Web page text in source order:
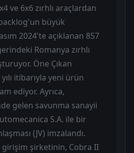
ve 6x6 zırhlı araçlardan
büyük
2024'te açıklanan 857
Romanya zırhlı
Öne Çıkan
itibarıyla yeni ürün
ediyor. Ayrıca,
gelen savunma sanayii
S.A. ile bir
(JV) imzalandı.
şirketinin, Cobra II